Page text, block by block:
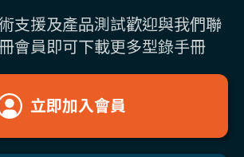
支援及產品測試歡迎與我們聯
會員即可下載更多型錄手冊
立即加入會員